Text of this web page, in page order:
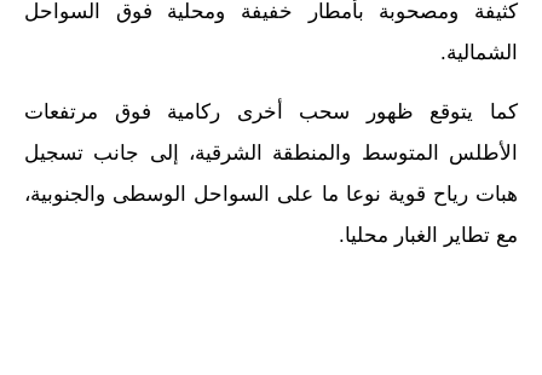
كثيفة ومصحوبة بأمطار خفيفة ومحلية فوق السواحل
الشمالية.
كما يتوقع ظهور سحب أخرى ركامية فوق مرتفعات
الأطلس المتوسط والمنطقة الشرقية، إلى جانب تسجيل
هبات رياح قوية نوعا ما على السواحل الوسطى والجنوبية،
مع تطاير الغبار محليا.